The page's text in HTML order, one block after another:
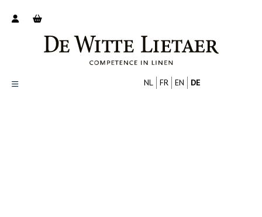
NL FR EN DE